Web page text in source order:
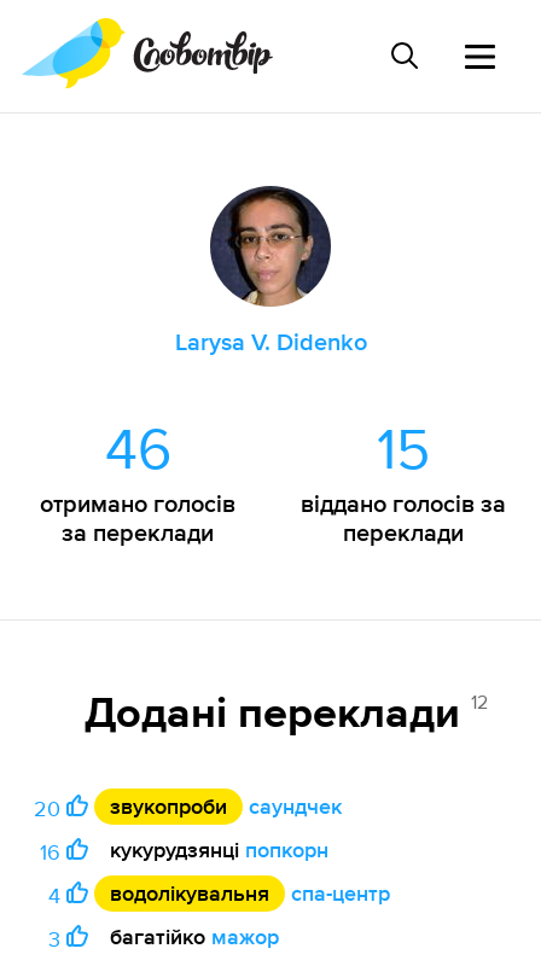
Larysa V. Didenko
46
отримано голосів
за переклади
15
віддано голосів за
переклади
Додані переклади 12
20 звукопроби
саундчек
16
кукурудзянці попкорн
4
водолікувальня
спа-центр
3
багатійко мажор